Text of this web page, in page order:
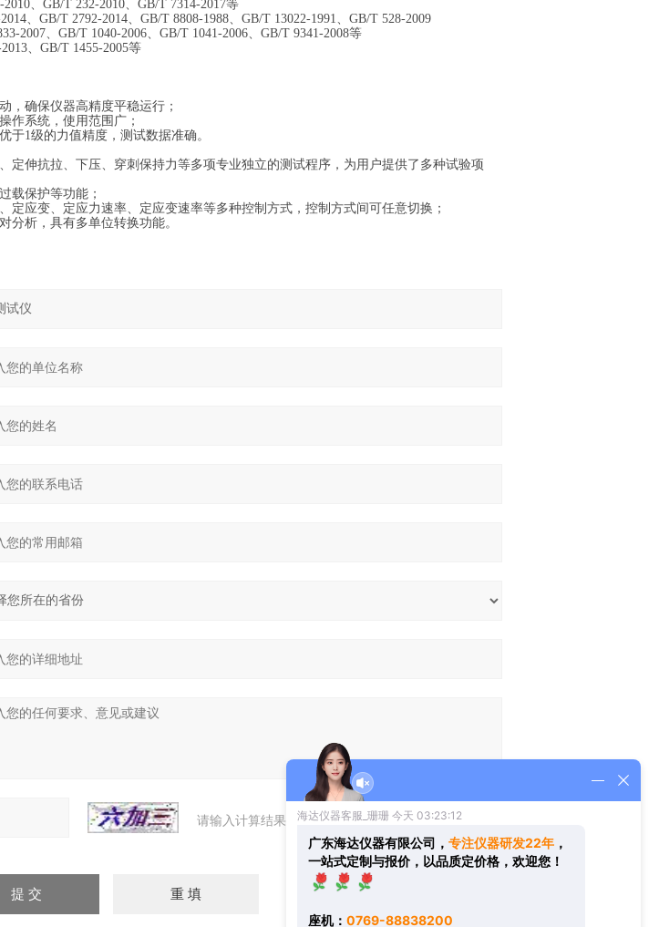
2010、GB/T 232-2010、GB/T 7314-2017等
、GB/T 2792-2014、GB/T 8808-1988、GB/T 13022-1991、GB/T 528-2009
2007、GB/T 1040-2006、GB/T 1041-2006、GB/T 9341-2008等
、GB/T 1455-2005等
，确保仪器高精度平稳运行；
作系统 ，使用范围广 ；
于1级的力值精度，测试数据准确。
定伸抗拉、下压、穿刺保持力等多项专业独立的测试程序，为用户提供了多种试验项
载保护等功能；
定应变、定应力速率、定应变速率等多种控制方式，控制方式间可任意切换；
分析，具有多单位转换功能。
请输入计算结果（填写阿拉伯数字），如：三加四=7